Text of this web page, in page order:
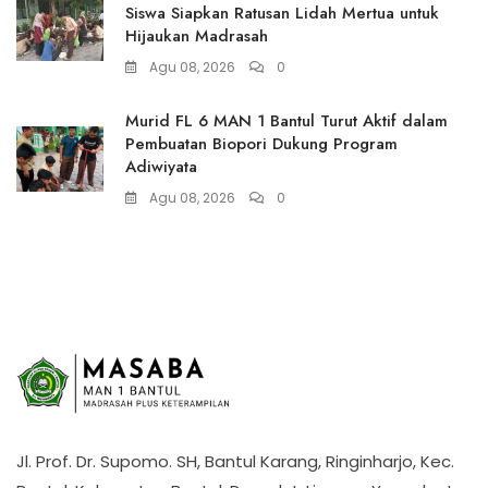
Siswa Siapkan Ratusan Lidah Mertua untuk
Hijaukan Madrasah
Agu 08, 2026 0
Murid FL 6 MAN 1 Bantul Turut Aktif dalam
Pembuatan Biopori Dukung Program
Adiwiyata
Agu 08, 2026 0
Jl. Prof. Dr. Supomo. SH, Bantul Karang, Ringinharjo, Kec.